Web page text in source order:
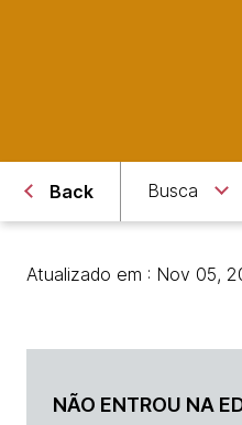
Back Busca
Atualizado em : Nov 05,
NÃO ENTROU NA